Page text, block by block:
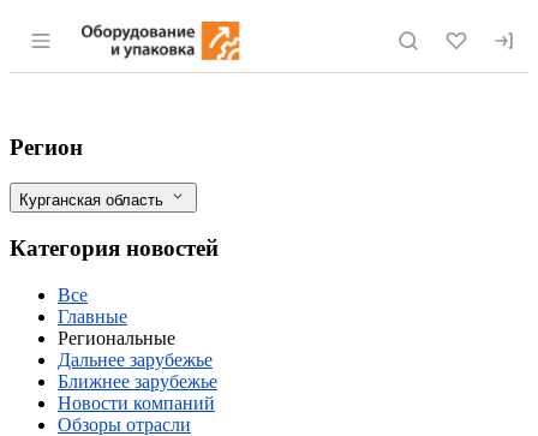
Раздел навигации по сайту eqinfo.ru
Курганская область заняла первое
Фильтры
Регион
Курганская область
Категория новостей
Все
Главные
Региональные
Дальнее зарубежье
Ближнее зарубежье
Новости компаний
Обзоры отрасли